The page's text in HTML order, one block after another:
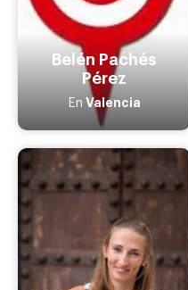
Belén Pachés
Pérez
En Valencia